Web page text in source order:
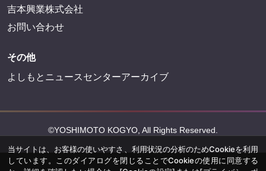
吉本興業株式会社
お問い合わせ
その他
よしもとニュースセンターアーカイブ
©YOSHIMOTO KOGYO, All Rights Reserved.
当サイトは、お客様の使いやすさ、利用状況の分析のためCookieを利用
しています。このダイアログを閉じることでCookieの使用に同意する